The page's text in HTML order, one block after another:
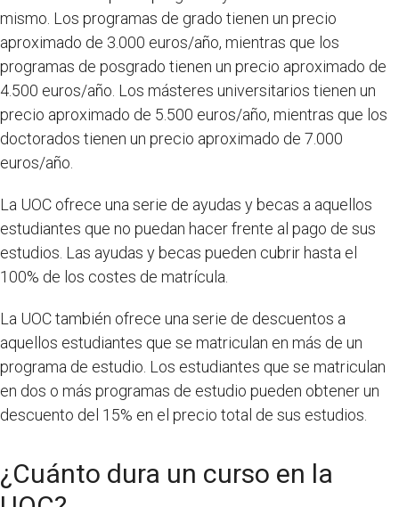
mismo. Los programas de grado tienen un precio
aproximado de 3.000 euros/año, mientras que los
programas de posgrado tienen un precio aproximado de
4.500 euros/año. Los másteres universitarios tienen un
precio aproximado de 5.500 euros/año, mientras que los
doctorados tienen un precio aproximado de 7.000
euros/año.
La UOC ofrece una serie de ayudas y becas a aquellos
estudiantes que no puedan hacer frente al pago de sus
estudios. Las ayudas y becas pueden cubrir hasta el
100% de los costes de matrícula.
La UOC también ofrece una serie de descuentos a
aquellos estudiantes que se matriculan en más de un
programa de estudio. Los estudiantes que se matriculan
en dos o más programas de estudio pueden obtener un
descuento del 15% en el precio total de sus estudios.
¿Cuánto dura un curso en la